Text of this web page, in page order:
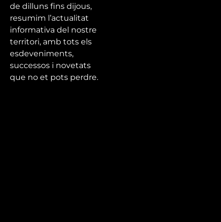
de dilluns fins dijous,
resumim l’actualitat
informativa del nostre
territori, amb tots els
esdeveniments,
successos i novetats
que no et pots perdre.